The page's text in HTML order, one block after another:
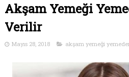
Akşam Yemeği
Verilir
Mayıs 28, 2018 akşam yemeği